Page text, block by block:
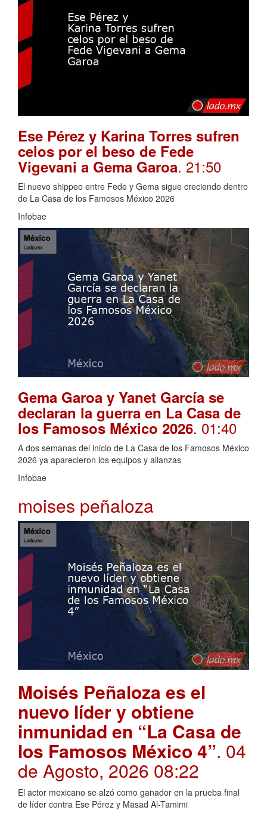
Ese Pérez y Karina Torres sufren
celos por el beso de Fede
Vigevani a Gema Garoa. 21:50
El nuevo shippeo entre Fede y Gema sigue creciendo dentro
de La Casa de los Famosos México 2026
Infobae
Gema Garoa y Yanet García se
declaran la guerra en La Casa de
los Famosos México 2026. 01:40
A dos semanas del inicio de La Casa de los Famosos México
2026 ya aparecieron los equipos y alianzas
Infobae
moises peñaloza
Moisés Peñaloza es el
nuevo líder y obtiene
inmunidad en “La Casa de
los Famosos México 4”. 04
de Agosto, 2026 08:22
El actor mexicano se alzó como ganador en la prueba final
de líder contra Ese Pérez y Masad Al-Tamimi